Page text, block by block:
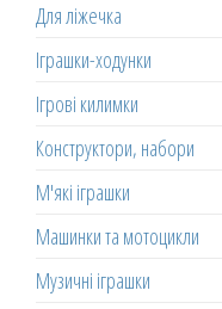
Для ліжечка
Іграшки-ходунки
Ігрові килимки
Конструктори, набори
М'які іграшки
Машинки та мотоцикли
Музичні іграшки